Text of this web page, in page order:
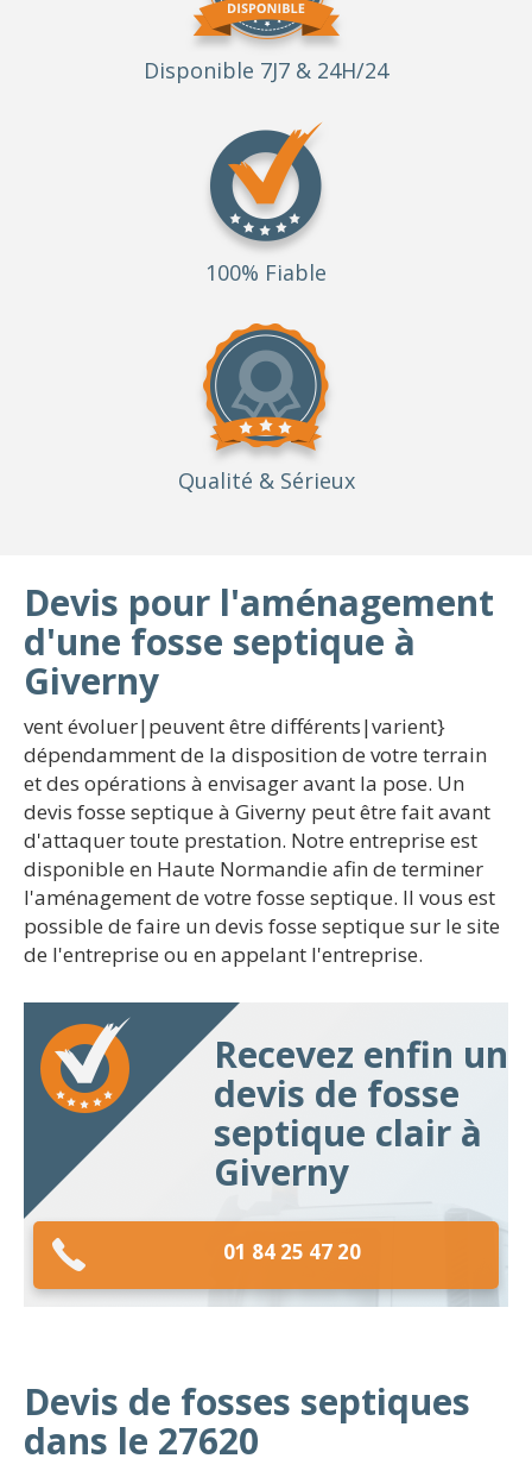
Disponible 7J7 & 24H/24
100% Fiable
Qualité & Sérieux
Devis pour l'aménagement
d'une fosse septique à
Giverny
vent évoluer|peuvent être différents|varient}
dépendamment de la disposition de votre terrain
et des opérations à envisager avant la pose. Un
devis fosse septique à Giverny peut être fait avant
d'attaquer toute prestation. Notre entreprise est
disponible en Haute Normandie afin de terminer
l'aménagement de votre fosse septique. Il vous est
possible de faire un devis fosse septique sur le site
de l'entreprise ou en appelant l'entreprise.
Recevez enfin un
devis de fosse
septique clair à
Giverny
01 84 25 47 20
Devis de fosses septiques
dans le 27620